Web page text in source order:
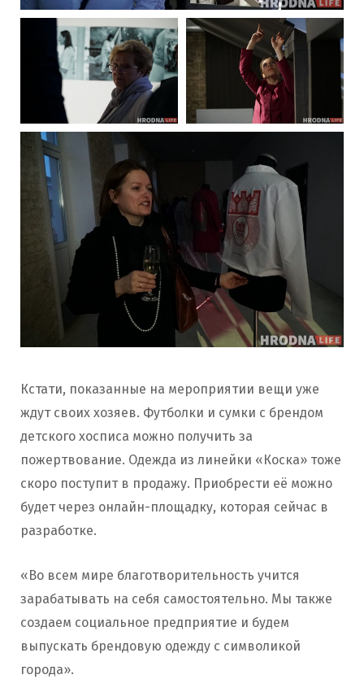
Кстати, показанные на мероприятии вещи уже
ждут своих хозяев. Футболки и сумки с брендом
детского хосписа можно получить за
пожертвование. Одежда из линейки «Коска» тоже
скоро поступит в продажу. Приобрести её можно
будет через онлайн-площадку, которая сейчас в
разработке.
«Во всем мире благотворительность учится
зарабатывать на себя самостоятельно. Мы также
создаем социальное предприятие и будем
выпускать брендовую одежду с символикой
города».